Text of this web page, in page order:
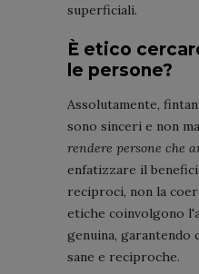
superficiali.
È etico
le persone?
Assolutamente,
sono sinceri e non
rendere persone che
enfatizzare il
reciproci, non la
etiche coinvolgono
genuina, garantendo
sane e reciproche.